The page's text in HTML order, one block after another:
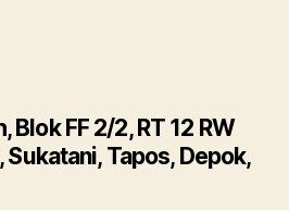
Blok FF 2/2, RT 12 RW
Sukatani, Tapos, Depok,